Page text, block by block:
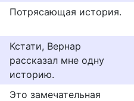
Потрясающая история.
Кстати, Вернар
рассказал мне одну
историю.
Это замечательная